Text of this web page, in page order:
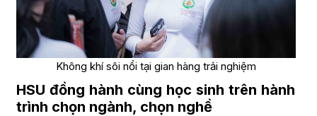
Không khí sôi nổi tại gian hàng trải nghiệm
HSU đồng hành cùng học sinh trên hành
trình chọn ngành, chọn nghề